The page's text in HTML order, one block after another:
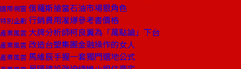
國際視窗 俄羅斯搶當石油市場狠角色
特別企劃 行銷費用灌爆參考書價格
產業風雲 大牌分析師柯良翼為「萬點論」下台
產業風雲 改造台塑集團金融操作的女人
產業風雲 馬維辰手握一套獨門選地公式